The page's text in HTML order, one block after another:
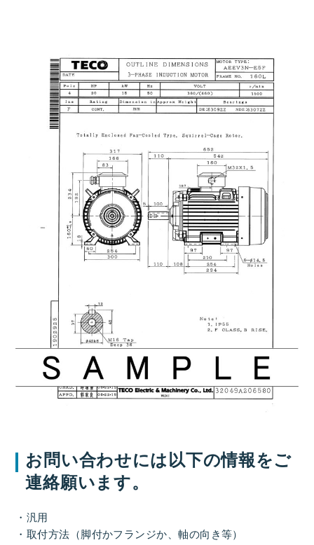
お問い合わせには以下の情報をご
連絡願います。
・汎用
・取付方法（脚付かフランジか、軸の向き等）